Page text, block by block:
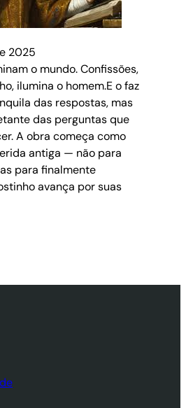
2025
o mundo. Confissões,
ilumina o homem.E o faz
das respostas, mas
das perguntas que
A obra começa como
antiga — não para
para finalmente
avança por suas